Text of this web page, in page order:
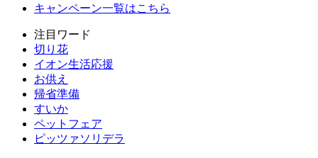
キャンペーン一覧はこちら
注目ワード
切り花
イオン生活応援
お供え
帰省準備
すいか
ペットフェア
ピッツァソリデラ